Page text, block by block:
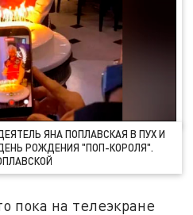
ЯНА ПОПЛАВСКАЯ В ПУХ И
РОЖДЕНИЯ "ПОП-КОРОЛЯ".
пока на телеэкране